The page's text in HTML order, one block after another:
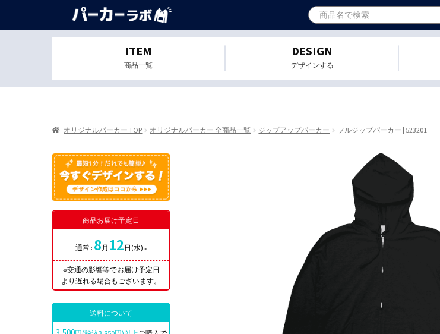
ITEM
商品一覧
DESIGN
デザインする
オリジナルパーカー TOP オリジナルパーカー 全商品一覧 ジップアップパーカー フルジップパーカー | 523201
商品お届け予定日
通常 : 8 月 12 日(水) ※
※交通の影響等でお届け予定日
より遅れる場合もございます。
送料について